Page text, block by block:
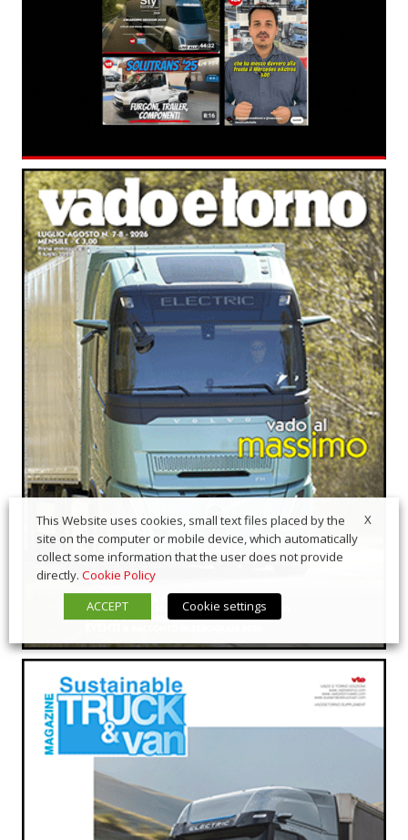
X
This Website uses cookies, small text files placed by the
site on the computer or mobile device, which automatically
collect some information that the user does not provide
directly. Cookie Policy
ACCEPT
Cookie settings